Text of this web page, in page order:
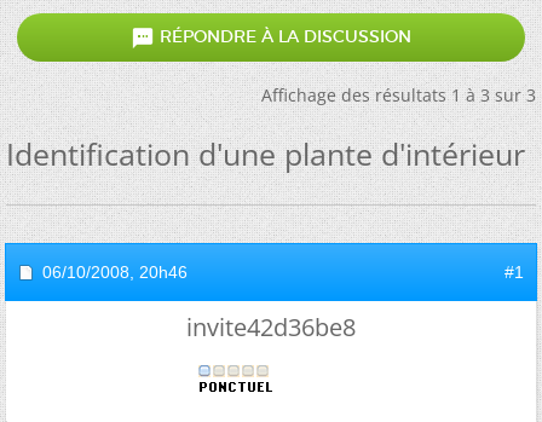
 RÉPONDRE À LA DISCUSSION
Affichage des résultats 1 à 3 sur 3
Identification d'une plante d'intérieur
06/10/2008, 20h46 #1
invite42d36be8